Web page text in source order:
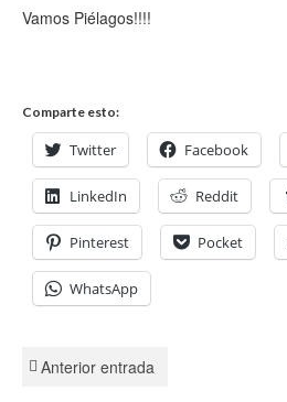
Vamos Piélagos!!!!
Comparte esto:
Twitter Facebook
LinkedIn Reddit
Pinterest Pocket
WhatsApp
Anterior entrada